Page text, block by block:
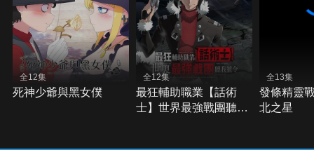
全12集
死神少爺與黑女僕
全12集
最狂輔助職業【話術
士】世界最強戰團聽我
全13集
發條精靈
北之星